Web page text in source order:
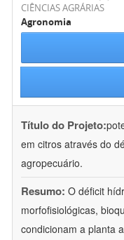
CIÊNCIAS AGRÁRIAS
Agronomia
Título do Projeto:
em citros através do
agropecuário.
Resumo: O déficit
morfofisiológicas,
condicionam a planta